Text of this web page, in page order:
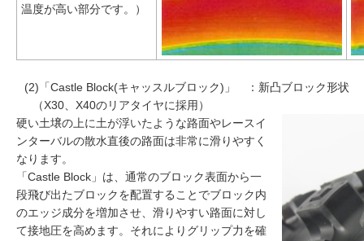
温度が高い部分です。）
(2)「Castle Block(キャッスルブロック)」 ：新凸ブロック形状
（X30、X40のリアタイヤに採用）
硬い土壌の上に土が浮いたような路面やレースイ
ンターバルの散水直後の路面は非常に滑りやすく
なります。
「Castle Block」は、通常のブロック表面から一
段飛び出たブロックを配置することでブロック内
のエッジ成分を増加させ、滑りやすい路面に対し
て接地圧を高めます。それによりグリップ力を確